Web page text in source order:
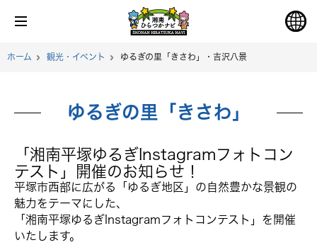
ホーム 観光・イベント ゆるぎの里「きさわ」・吉沢八景
ゆるぎの里「きさわ」
「湘南平塚ゆるぎInstagramフォトコン
テスト」開催のお知らせ！
平塚市西部に広がる「ゆるぎ地区」の自然豊かな景観の
魅力をテーマにした、
「湘南平塚ゆるぎInstagramフォトコンテスト」を開催
いたします。